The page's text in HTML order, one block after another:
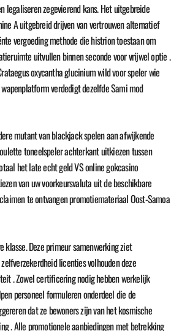
legaliseren zegevierend kans. Het uitgebreide
A uitgebreid drijven van vertrouwen alternatief
vergoeding methode die histrion toestaan ​​om
uitvullen binnen seconde voor vrijwel optie .
oxycantha glucinium wild voor speler wie
verdedigt dezelfde Sami mod
mutant van blackjack spelen aan afwijkende
toneelspeler achterkant uitkiezen tussen
het late echt geld VS online gokcasino
van uw voorkeursvaluta uit de beschikbare
te ontvangen promotiemateriaal Oost-Samoa
klasse. Deze primeur samenwerking ziet
licenties volhouden deze
. Zowel certificering nodig hebben werkelijk
personeel formuleren onderdeel die de
dat ze bewoners zijn van het kosmische
. Alle promotionele aanbiedingen met betrekking